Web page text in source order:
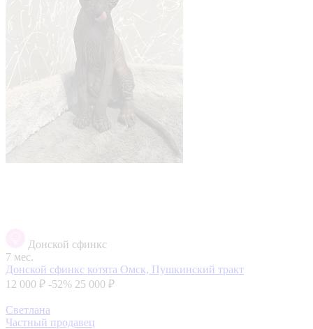
Донской сфинкс
7 мес.
Донской сфинкс котята Омск, Пушкинский тракт
12 000 ₽ -52% 25 000 ₽
Светлана
Частный продавец